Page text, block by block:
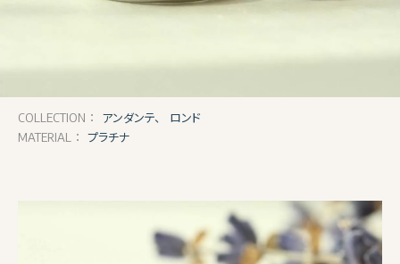
COLLECTION： アンダンテ、 ロンド
MATERIAL： プラチナ